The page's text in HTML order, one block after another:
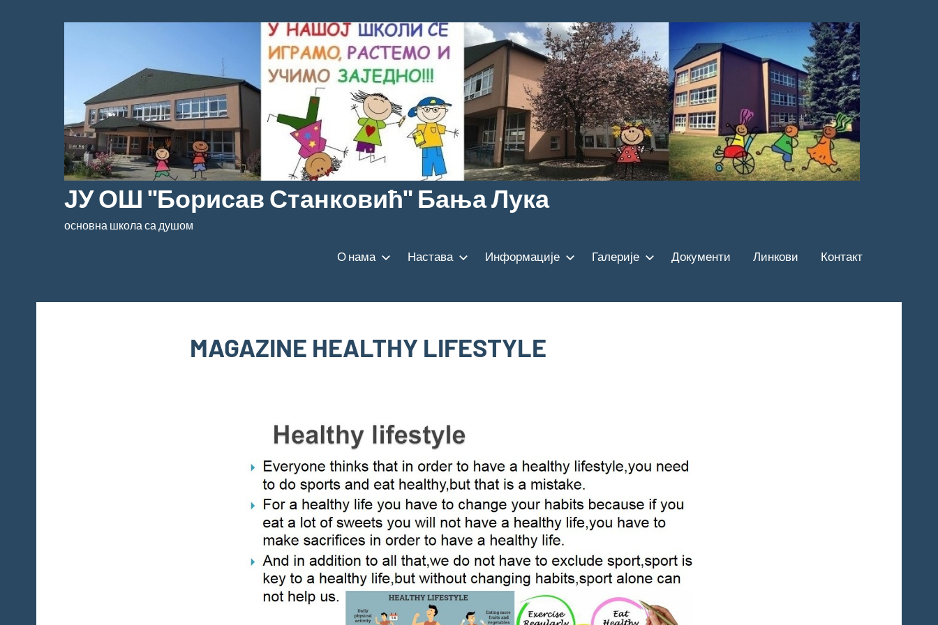
ЈУ ОШ "Борисав Станковић" Бања Лука
основна школа са душом
О нама Настава Информације Галерије Документи Линкови Контакт
MAGAZINE HEALTHY LIFESTYLE